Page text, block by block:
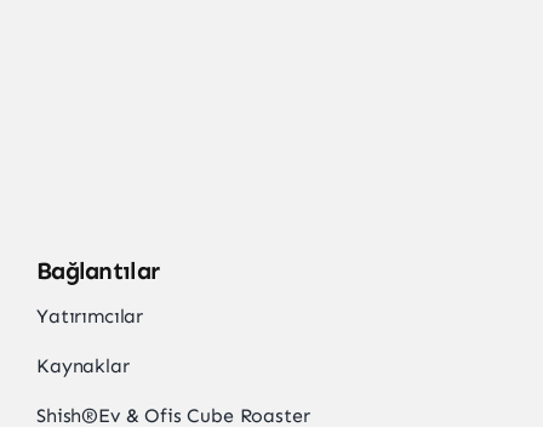
Bağlantılar
Yatırımcılar
Kaynaklar
Shish®Ev & Ofis Cube Roaster